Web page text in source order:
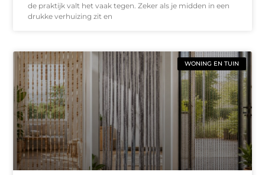
de praktijk valt het vaak tegen. Zeker als je midden in een
drukke verhuizing zit en
WONING EN TUIN